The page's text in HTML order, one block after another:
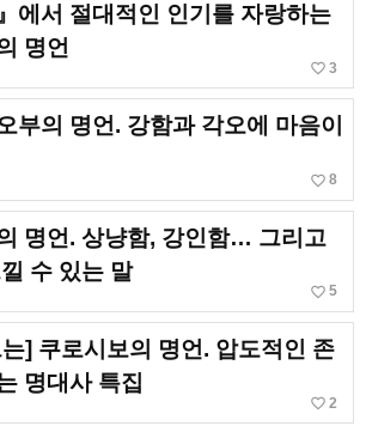
에서 절대적인 인기를 자랑하는
명언
favorite_border 3
부의 명언. 강함과 각오에 마음이
favorite_border 8
명언. 상냥함, 강인함… 그리고
수 있는 말
favorite_border 5
] 쿠로시보의 명언. 압도적인 존
명대사 특집
favorite_border 2